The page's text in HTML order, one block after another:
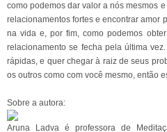
como podemos dar valor a nós mesmos
relacionamentos fortes e encontrar amor
na vida e, por fim, como podemos
relacionamento se fecha pela última
rápidas, e quer chegar à raiz de seus
os outros como com você mesmo, então
Sobre a autora:
Aruna Ladva é professora de